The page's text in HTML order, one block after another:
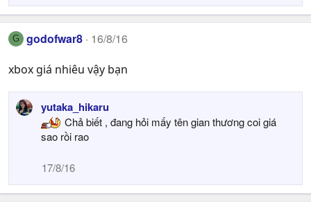
G godofwar8 16/8/16
xbox giá nhiêu vậy bạn
yutaka_hikaru
Chả biết , đang hỏi mấy tên gian thương coi giá
sao rồi rao
17/8/16